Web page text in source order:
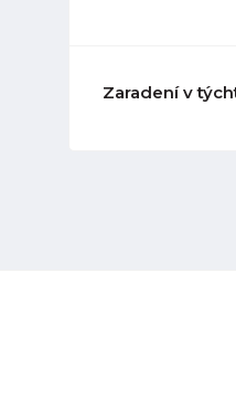
Zaradení v